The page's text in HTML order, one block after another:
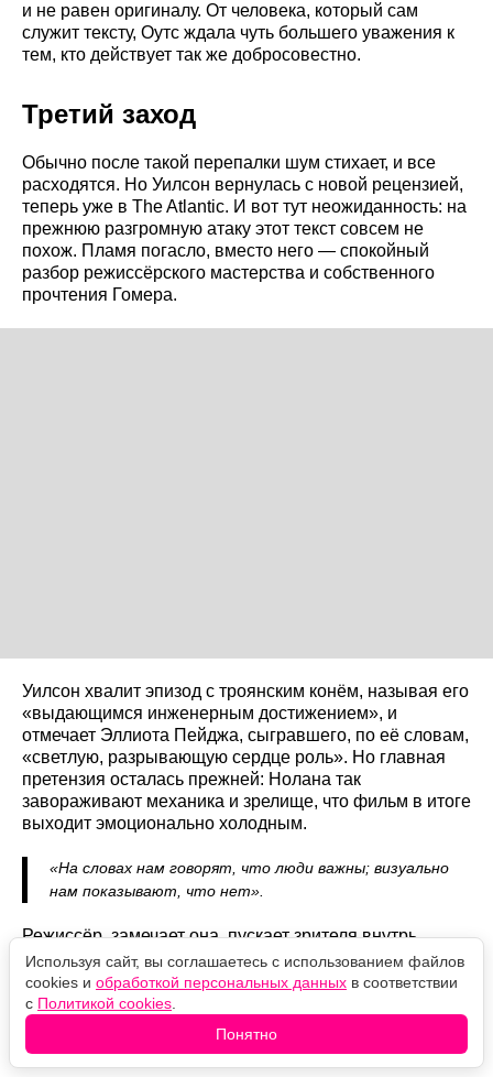
и не равен оригиналу. От человека, который сам
служит тексту, Оутс ждала чуть большего уважения к
тем, кто действует так же добросовестно.
Третий заход
Обычно после такой перепалки шум стихает, и все
расходятся. Но Уилсон вернулась с новой рецензией,
теперь уже в The Atlantic. И вот тут неожиданность: на
прежнюю разгромную атаку этот текст совсем не
похож. Пламя погасло, вместо него — спокойный
разбор режиссёрского мастерства и собственного
прочтения Гомера.
Уилсон хвалит эпизод с троянским конём, называя его
«выдающимся инженерным достижением», и
отмечает Эллиота Пейджа, сыгравшего, по её словам,
«светлую, разрывающую сердце роль». Но главная
претензия осталась прежней: Нолана так
завораживают механика и зрелище, что фильм в итоге
выходит эмоционально холодным.
«На словах нам говорят, что люди важны; визуально
нам показывают, что нет».
Режиссёр, замечает она, пускает зрителя внутрь
троянского коня, но так и не пускает внутрь самих
героев. Итог она формулирует коротко:
Используя сайт, вы соглашаетесь с использованием файлов
cookies и обработкой персональных данных в соответствии
с Политикой cookies
Понятно